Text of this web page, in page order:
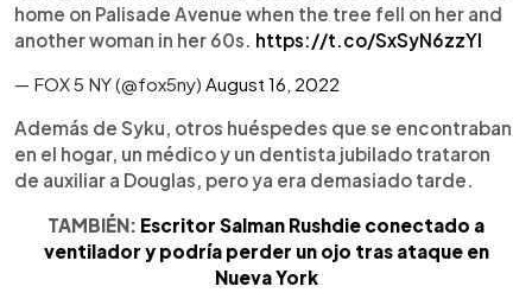
home on Palisade Avenue when the tree fell on her and
another woman in her 60s. https://t.co/SxSyN6zzYI
— FOX 5 NY (@fox5ny) August 16, 2022
Además de Syku, otros huéspedes que se encontraban
en el hogar, un médico y un dentista jubilado trataron
de auxiliar a Douglas, pero ya era demasiado tarde.
TAMBIÉN: Escritor Salman Rushdie conectado a
ventilador y podría perder un ojo tras ataque en
Nueva York